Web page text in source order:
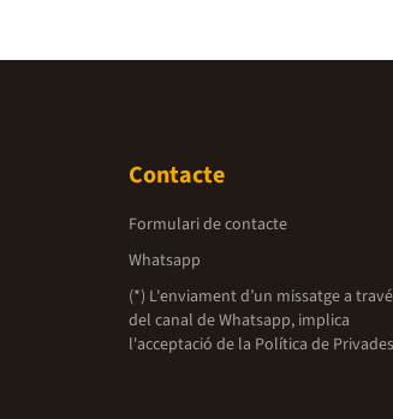
Contacte
Formulari de contacte
Whatsapp
(*) L'enviament d’un missatge a
del canal de Whatsapp, implica
l'acceptació de la Política de